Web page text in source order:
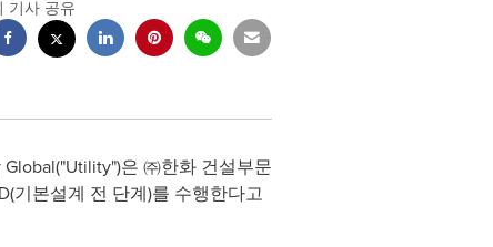
기사 공유
은 ㈜한화 건설부문
기본설계 전 단계)를 수행한다고